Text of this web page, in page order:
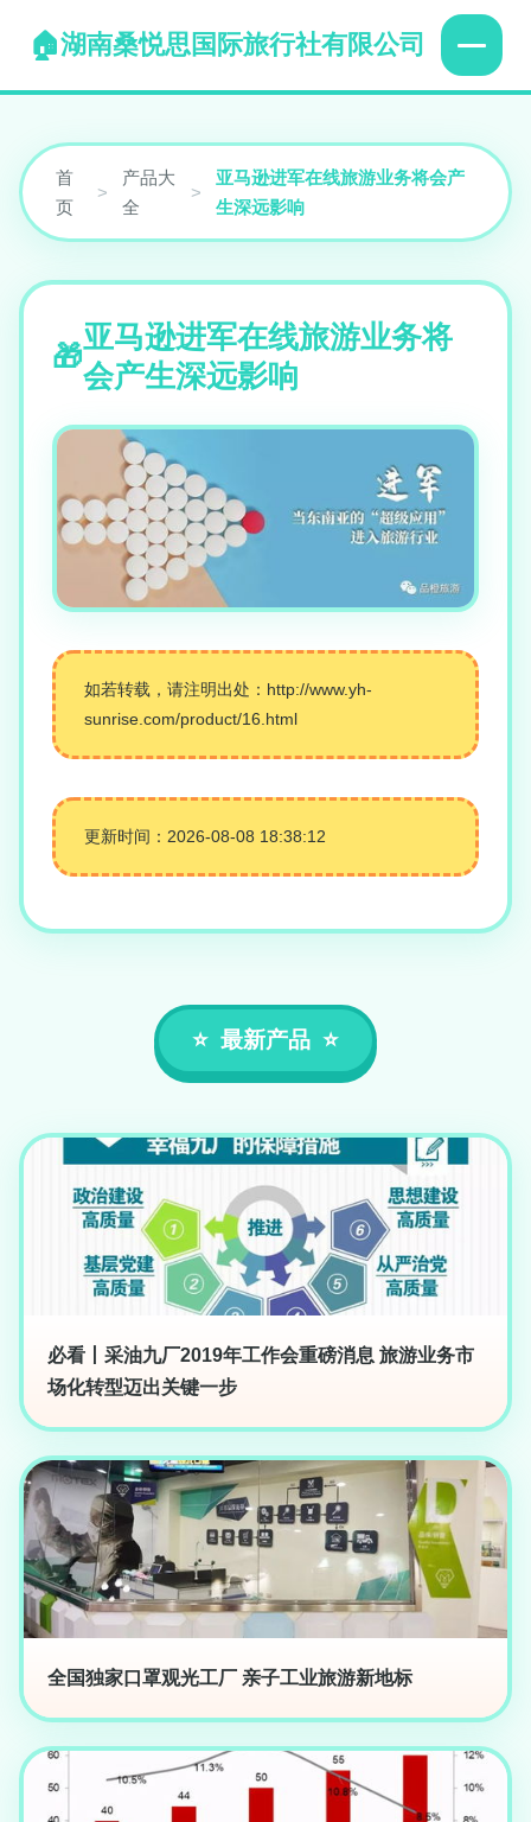
湖南桑悦思国际旅行社有限公司
首
页
>
产品大
全
>
亚马逊进军在线旅游业务将会产
生深远影响
亚马逊进军在线旅游业务将
会产生深远影响
如若转载，请注明出处：http://www.yh-
sunrise.com/product/16.html
更新时间：2026-08-08 18:38:12
最新产品
必看丨采油九厂2019年工作会重磅消息 旅游业务市
场化转型迈出关键一步
全国独家口罩观光工厂 亲子工业旅游新地标